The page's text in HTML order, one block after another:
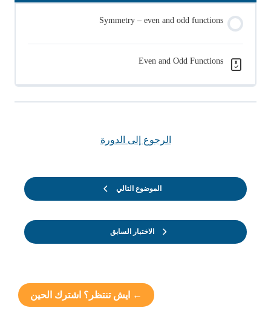
Symmetry – even and odd functions
Even and Odd Functions
الاختبار السابق
الرجوع إلى الدورة
الموضوع التالي
← ايش تنتظر؟ اشترك الحين